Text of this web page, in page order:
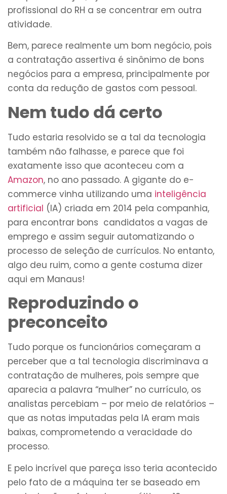
profissional do RH a se concentrar em outra
atividade.
Bem, parece realmente um bom negócio, pois
a contratação assertiva é sinônimo de bons
negócios para a empresa, principalmente por
conta da redução de gastos com pessoal.
Nem tudo dá certo
Tudo estaria resolvido se a tal da tecnologia
também não falhasse, e parece que foi
exatamente isso que aconteceu com a
Amazon, no ano passado. A gigante do e-
commerce vinha utilizando uma inteligência
artificial (IA) criada em 2014 pela companhia,
para encontrar bons candidatos a vagas de
emprego e assim seguir automatizando o
processo de seleção de currículos. No entanto,
algo deu ruim, como a gente costuma dizer
aqui em Manaus!
Reproduzindo o
preconceito
Tudo porque os funcionários começaram a
perceber que a tal tecnologia discriminava a
contratação de mulheres, pois sempre que
aparecia a palavra “mulher” no currículo, os
analistas percebiam – por meio de relatórios –
que as notas imputadas pela IA eram mais
baixas, comprometendo a veracidade do
processo.
E pelo incrível que pareça isso teria acontecido
pelo fato de a máquina ter se baseado em